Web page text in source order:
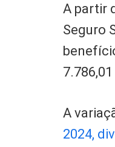
A partir
Seguro
A
2024,